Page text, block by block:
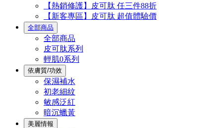
【熱銷修護】皮可肽 任三件88折
【新客專區】皮可肽 超值體驗價
全部商品
全部商品
皮可肽系列
輕肌0系列
依膚質/功效
保濕補水
初老細紋
敏感泛紅
暗沉蠟黃
美麗情報